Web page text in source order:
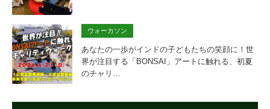
ウォーカソン
あなたの一歩がインドの子どもたちの笑顔に！世
界が注目する「BONSAI」アートに触れる、初夏
のチャリ…